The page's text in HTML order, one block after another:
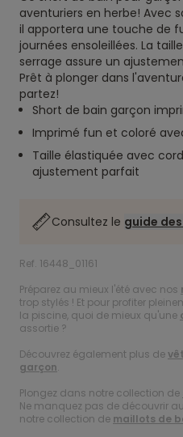
aventuriers en herbe! Avec
il apportera une touche de
journées ensoleillées. La
serrage assure un
Prêt à plonger dans
partez!
Short de bain garçon
Imprimé fun et coloré
Taille élastiquée avec
ajustement parfait
Consultez le guide
Ref. 16448_01161
Préparez au mieux l'été avec nos
trop stylés ! Et pour profiter
la piscine, quoi de mieux qu'une
assortie ?
Découvrez également plus de
garçon.
Plongez dans notre collection de
Ne manquez pas de découvrir
notre collection de maillots de